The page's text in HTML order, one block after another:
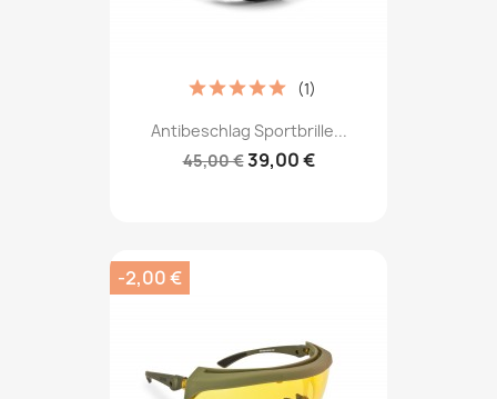
Antibeschlag Sportbrille...
45,00 €39,00 €
(1)
-2,00 €